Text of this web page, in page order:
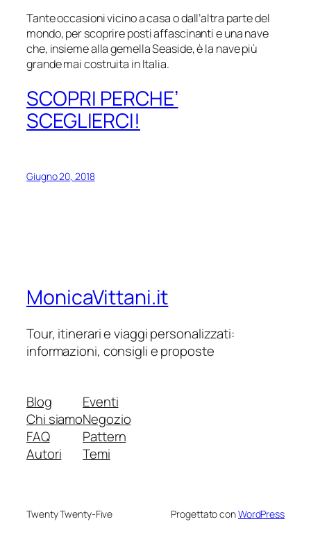
Tante occasioni vicino a casa o dall’altra parte del
mondo, per scoprire posti affascinanti e una nave
che, insieme alla gemella Seaside, è la nave più
grande mai costruita in Italia.
SCOPRI PERCHE’
SCEGLIERCI!
Giugno 20, 2018
MonicaVittani.it
Tour, itinerari e viaggi personalizzati:
informazioni, consigli e proposte
Blog
Chi siamo
FAQ
Autori
Eventi
Negozio
Pattern
Temi
Twenty Twenty-Five Progettato conWordPress